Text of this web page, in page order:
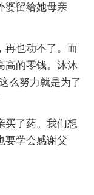
婆留给她母亲
再也动不了。而
高的零钱。沐沐
么努力就是为了
买了药。我们想
要学会感谢父